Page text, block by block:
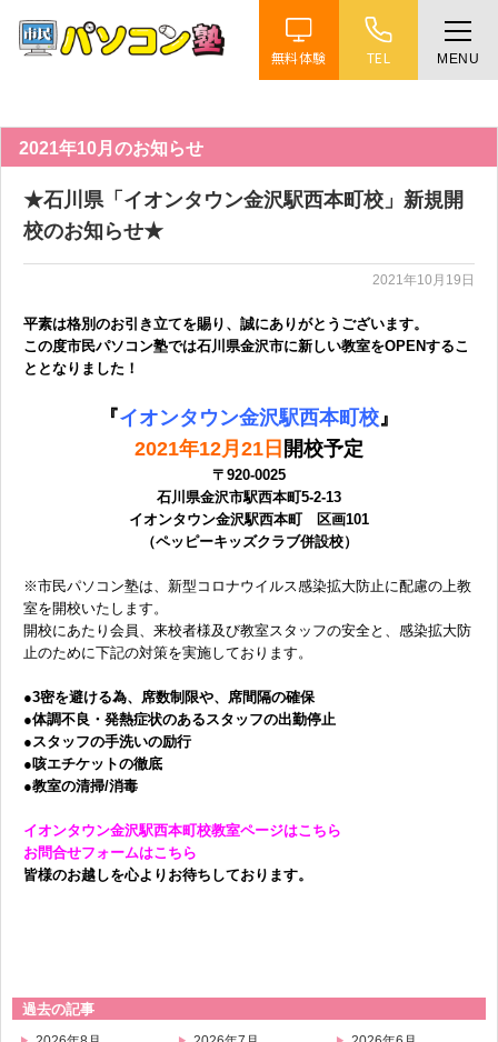
無料体験 TEL MENU
特徴
講座紹介
受講までの流れ
よくある質問
無料体験に申し込む
0120-868-003
2021年10月のお知らせ
★石川県「イオンタウン金沢駅西本町校」新規開
校のお知らせ★
2021年10月19日
平素は格別のお引き立てを賜り、誠にありがとうございます。
この度市民パソコン塾では石川県金沢市に新しい教室をOPENするこ
ととなりました！
『イオンタウン金沢駅西本町校 』
2021年12月21日 開校予定
〒920-0025
石川県金沢市駅西本町5-2-13
イオンタウン金沢駅西本町 区画101
（ペッピーキッズクラブ併設校）
※市民パソコン塾は、新型コロナウイルス感染拡大防止に配慮の上教
室を開校いたします。
開校にあたり会員、来校者様及び教室スタッフの安全と、感染拡大防
止のために下記の対策を実施しております。
●3密を避ける為、席数制限や、席間隔の確保
●体調不良・発熱症状のあるスタッフの出勤停止
●スタッフの手洗いの励行
●咳エチケットの徹底
●教室の清掃/消毒
イオンタウン金沢駅西本町校教室ページはこちら
お問合せフォームはこちら
皆様のお越しを心よりお待ちしております。
過去の記事